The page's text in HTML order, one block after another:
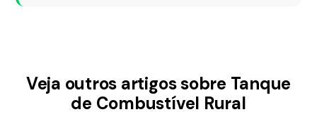
Veja outros artigos sobre Tanque
de Combustível Rural